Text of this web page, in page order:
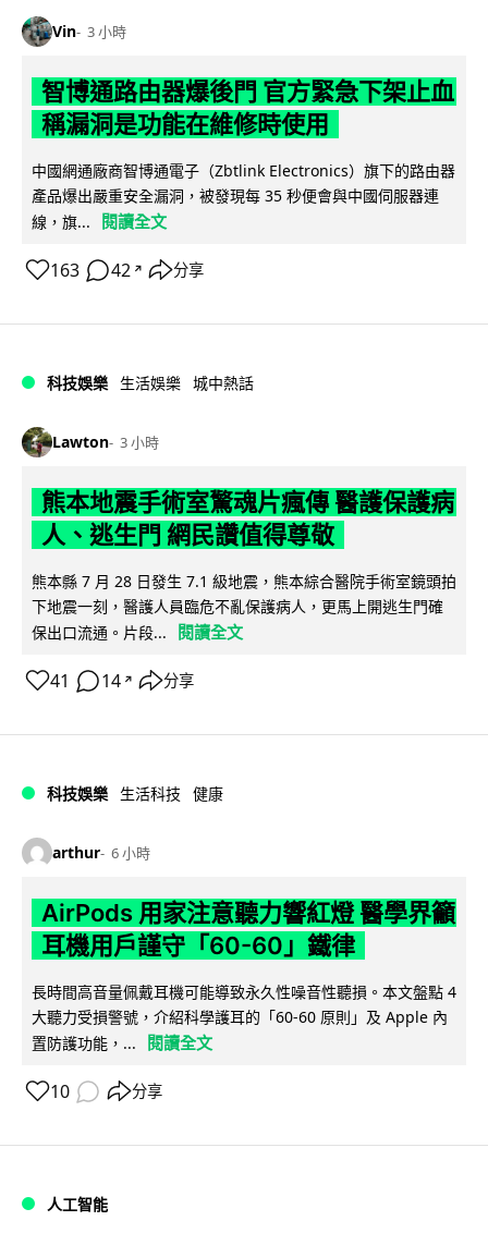
Vin 3 小時
智博通路由器爆後門 官方緊急下架止血
稱漏洞是功能在維修時使用
中國網通廠商智博通電子（Zbtlink Electronics）旗下的路由器
產品爆出嚴重安全漏洞，被發現每 35 秒便會與中國伺服器連
線，旗...
閱讀全文
163 42 ↗ 分享
科技娛樂 生活娛樂 城中熱話
Lawton 3 小時
熊本地震手術室驚魂片瘋傳 醫護保護病
人、逃生門 網民讚值得尊敬
熊本縣 7 月 28 日發生 7.1 級地震，熊本綜合醫院手術室鏡頭拍
下地震一刻，醫護人員臨危不亂保護病人，更馬上開逃生門確
保出口流通。片段...
閱讀全文
41 14 ↗ 分享
科技娛樂 生活科技 健康
arthur 6 小時
AirPods 用家注意聽力響紅燈 醫學界籲
耳機用戶謹守「60-60」鐵律
長時間高音量佩戴耳機可能導致永久性噪音性聽損。本文盤點 4
大聽力受損警號，介紹科學護耳的「60-60 原則」及 Apple 內
置防護功能，...
閱讀全文
10 分享
人工智能